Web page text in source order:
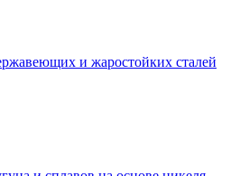
и жаростойких сталей